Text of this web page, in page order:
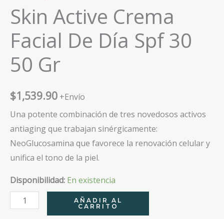
Skin Active Crema
Facial De Día Spf 30
50 Gr
$1,539.90 +Envío
Una potente combinación de tres novedosos activos
antiaging que trabajan sinérgicamente:
NeoGlucosamina que favorece la renovación celular y
unifica el tono de la piel.
Disponibilidad: En existencia
Skin
Active
AÑADIR AL
CARRITO